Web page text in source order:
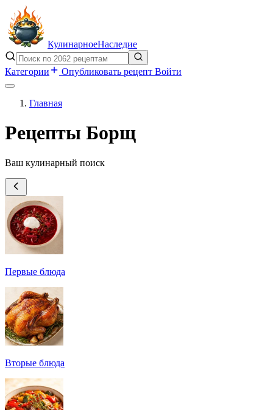
КулинарноеНаследие
Категории Опубликовать рецепт Войти
Главная
Рецепты Борщ
Ваш кулинарный поиск
Первые блюда
Вторые блюда